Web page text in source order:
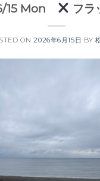
15 Mon フラ
ON2026年6月15日 BY